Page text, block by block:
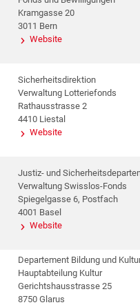
Kramgasse 20
3011 Bern
Website
Sicherheitsdirektion
Verwaltung Lotteriefonds
Rathausstrasse 2
4410 Liestal
Website
Justiz- und
Verwaltung Swisslos-Fonds
Spiegelgasse 6, Postfach
4001 Basel
Website
Departement Bildung und
Hauptabteilung Kultur
Gerichtshausstrasse 25
8750 Glarus